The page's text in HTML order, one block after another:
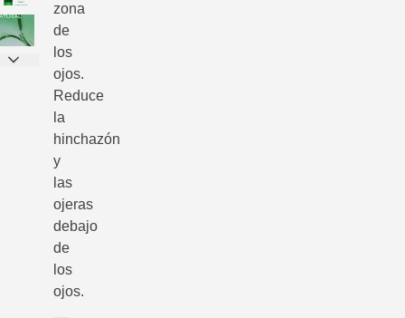
zona
de
los
ojos.
Reduce
la
hinchazón
y
las
ojeras
debajo
de
los
ojos.